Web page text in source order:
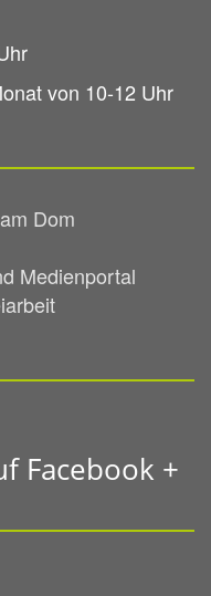
von 10-12 Uhr
Dom
Medienportal
Facebook +